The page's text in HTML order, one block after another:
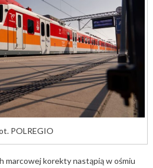
POLREGIO
marcowej korekty nastąpią w ośmiu